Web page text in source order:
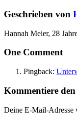
Geschrieben von
Hannah Meier, 28
One Comment
Pingback:
Kommentiere
Deine E-Mail-